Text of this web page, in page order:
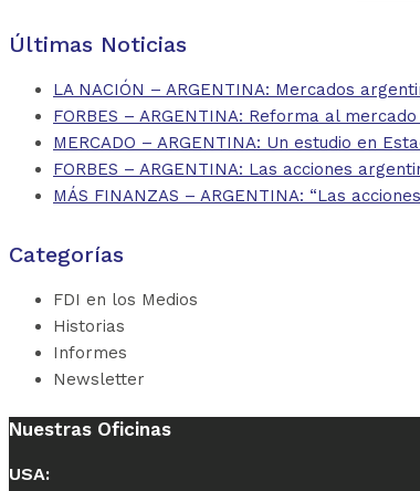
Últimas Noticias
LA NACIÓN – ARGENTINA: Mercados
FORBES – ARGENTINA: Reforma al
MERCADO – ARGENTINA: Un estudio en
FORBES – ARGENTINA: Las acciones
MÁS FINANZAS – ARGENTINA: “Las
Categorías
FDI en los Medios
Historias
Informes
Newsletter
Nuestras Oficinas
USA: